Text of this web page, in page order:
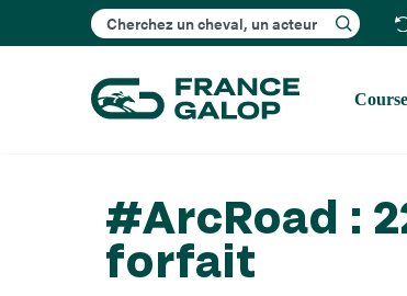
Rechercher
#ArcRoad :
forfait